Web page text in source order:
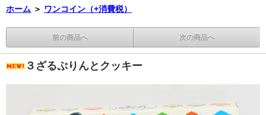
ホーム ＞ ワンコイン（+消費税）
前の商品へ 次の商品へ
３ざるぷりんとクッキー